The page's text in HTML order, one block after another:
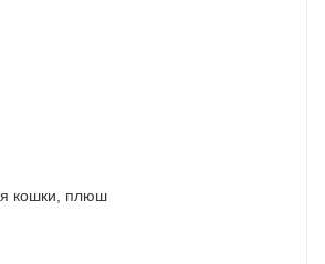
кошки, плюш